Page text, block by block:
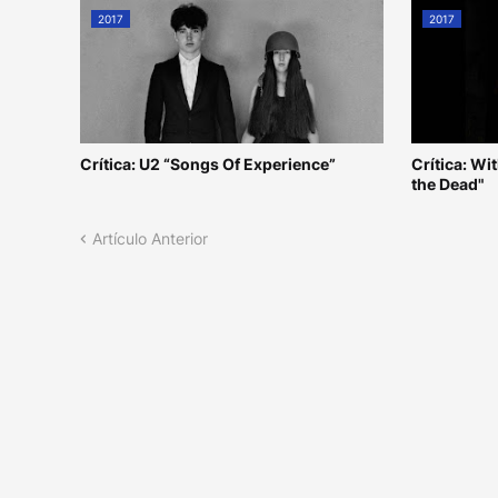
2017
Crítica: U2 “Songs Of Experience”
2017
Crítica:
the Dead"
Artículo Anterior